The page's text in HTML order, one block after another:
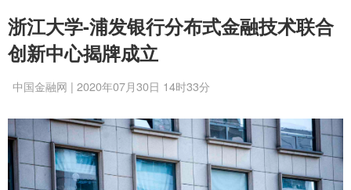
浙江大学-浦发银行分布式金融技术联合
创新中心揭牌成立
中国金融网 | 2020年07月30日 14时33分